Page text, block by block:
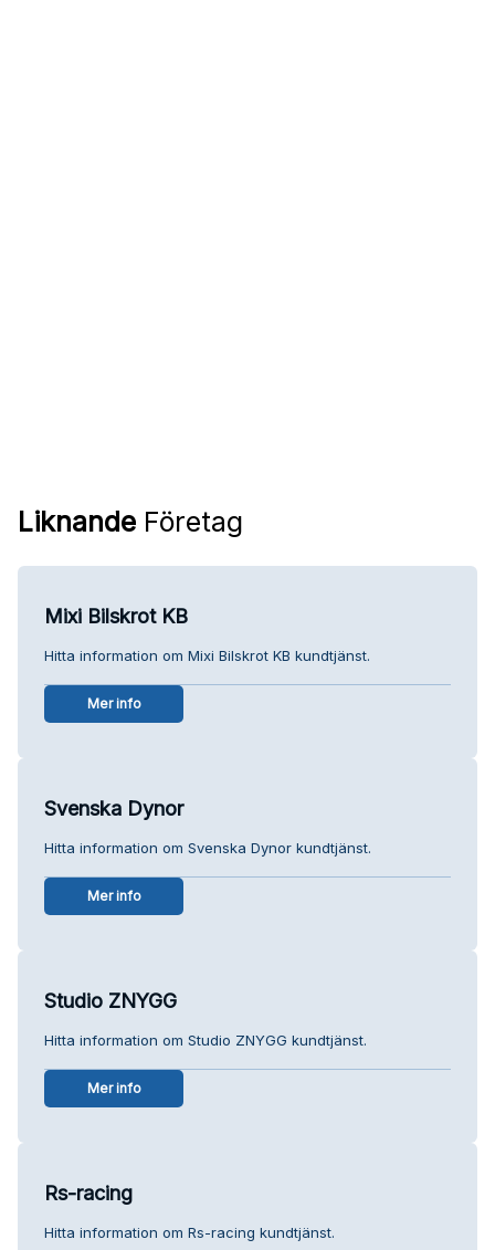
Liknande Företag
Mixi Bilskrot KB
Hitta information om Mixi Bilskrot KB kundtjänst.
Mer info
Svenska Dynor
Hitta information om Svenska Dynor kundtjänst.
Mer info
Studio ZNYGG
Hitta information om Studio ZNYGG kundtjänst.
Mer info
Rs-racing
Hitta information om Rs-racing kundtjänst.